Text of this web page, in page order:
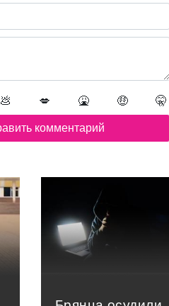
💩 💋 🤮 🤑 🤫